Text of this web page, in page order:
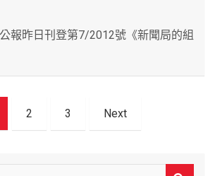
公報昨日刊登第7/2012號《新聞局的組
2 3 Next